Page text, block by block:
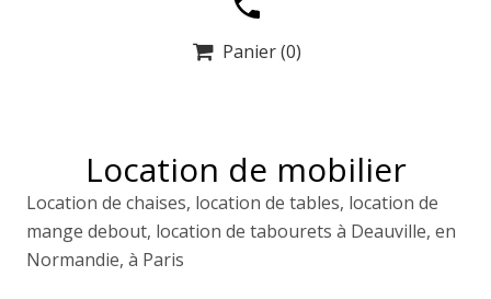
 Panier(0)
Location de mobilier
Location de chaises, location de tables, location de
mange debout, location de tabourets à Deauville, en
Normandie, à Paris